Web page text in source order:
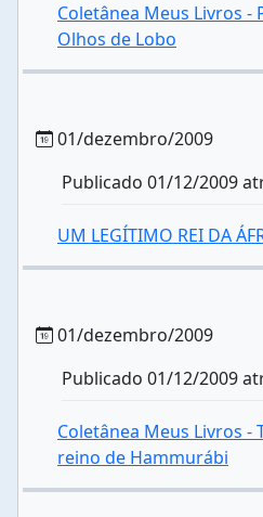
Coletânea Meus Livros -
Olhos de Lobo
01/dezembro/2009
Publicado 01/12/2009
UM LEGÍTIMO REI DA
01/dezembro/2009
Publicado 01/12/2009
Coletânea Meus Livros -
reino de Hammurábi